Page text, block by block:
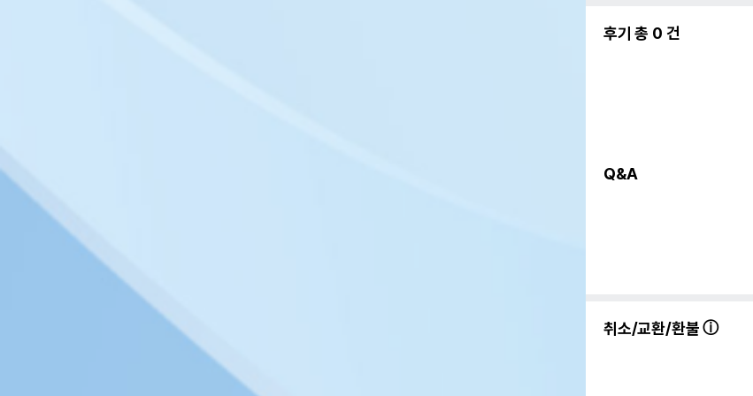
후기 총 0 건
Q&A
취소/교환/환불